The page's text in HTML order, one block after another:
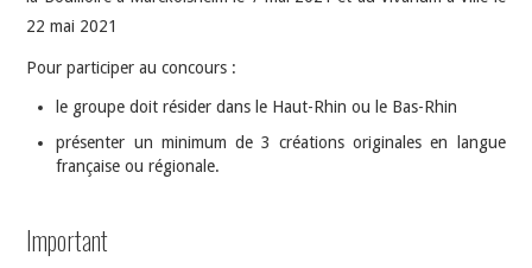
22 mai 2021
Pour participer au concours :
le groupe doit résider dans le Haut-Rhin ou le Bas-Rhin
présenter un minimum de 3 créations originales en langue
française ou régionale.
Important